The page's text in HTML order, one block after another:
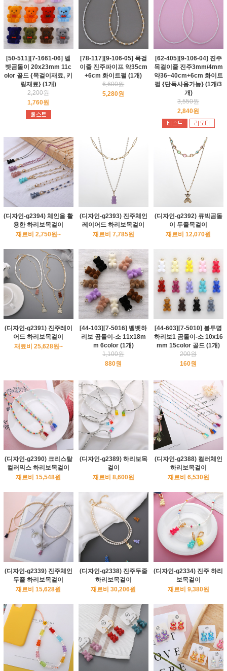
[50-511][7-1661-06] 벨
벳곰돌이 20x23mm 11c
olor 골드 {목걸이재료, 키
링재료} (1개)
2,200원
1,760원
[78-117][9-106-05] 목걸
이줄 진주파이프 약35cm
+6cm 화이트펄 (1개)
6,600원
5,280원
[62-405][9-106-04] 진주
목걸이줄 진주3mm/4mm
약36~40cm+6cm 화이트
펄 {단독사용가능} (1개/3
개)
3,550원
2,840원
(디자인-g2394) 체인을 활
용한 하리보목걸이
재료비 2,750원~
(디자인-g2393) 진주체인
레이어드 하리보목걸이
재료비 7,785원
(디자인-g2392) 큐빅곰돌
이 두줄목걸이
재료비 12,070원
(디자인-g2391) 진주레이
어드 하리보목걸이
재료비 25,628원~
[44-103][7-5016] 벨벳하
리보 곰돌이-소 11x18m
m 6color (1개)
1,100원
880원
[44-603][7-5010] 불투명
하리보1 곰돌이-소 10x16
mm 15color 골드 (1개)
200원
160원
(디자인-g2390) 크리스탈
컬러믹스 하리보목걸이
재료비 15,548원
(디자인-g2389) 하리보목
걸이
재료비 8,600원
(디자인-g2388) 컬러체인
하리보목걸이
재료비 6,530원
(디자인-g2339) 진주체인
두줄 하리보목걸이
재료비 15,628원
(디자인-g2338) 진주두줄
하리보목걸이
재료비 30,206원
(디자인-g2334) 진주 하리
보목걸이
재료비 9,380원